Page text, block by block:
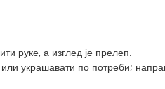
руке, а изглед је прелеп.
украшавати по потреби;